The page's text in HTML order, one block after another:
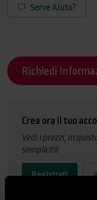
Serve Aiuto?
Richiedi
Crea ora il tuo
Vedi i prezzi,
semplicità
Registrati